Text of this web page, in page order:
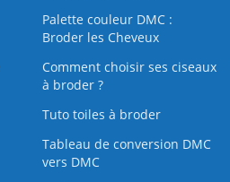
Palette couleur DMC :
Broder les Cheveux
Comment choisir ses ciseaux
à broder ?
Tuto toiles à broder
Tableau de conversion DMC
vers DMC